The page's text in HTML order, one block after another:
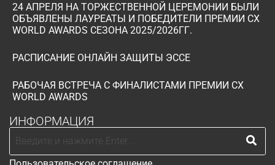
24 АПРЕЛЯ НА ТОРЖЕСТВЕННОЙ ЦЕРЕМОНИИ БЫЛИ
ОБЪЯВЛЕНЫ ЛАУРЕАТЫ И ПОБЕДИТЕЛИ ПРЕМИИ CX
WORLD AWARDS СЕЗОНА 2025/2026ГГ.
РАСПИСАНИЕ ОНЛАЙН ЗАЩИТЫ ЭССЕ
РАБОЧАЯ ВСТРЕЧА С ФИНАЛИСТАМИ ПРЕМИИ CX
WORLD AWARDS
ИНФОРМАЦИЯ